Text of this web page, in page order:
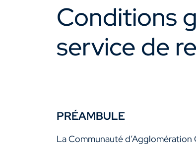
Conditions
service de
PRÉAMBULE
La Communauté d’Agglomération